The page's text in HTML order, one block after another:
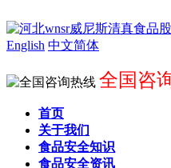
English 中文简体
全国咨
首页
关于我们
食品安全知识
食品安全资讯